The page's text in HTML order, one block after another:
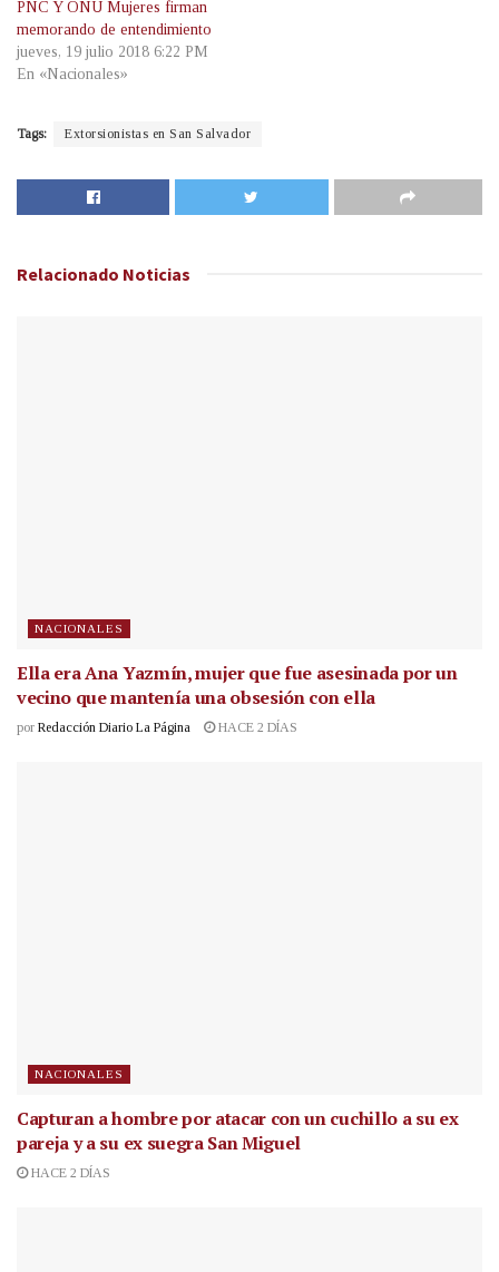
PNC Y ONU Mujeres firman
memorando de entendimiento
jueves, 19 julio 2018 6:22 PM
En «Nacionales»
Tags: Extorsionistas en San Salvador
Relacionado Noticias
NACIONALES
Ella era Ana Yazmín, mujer que fue asesinada por un
vecino que mantenía una obsesión con ella
por Redacción Diario La Página HACE 2 DÍAS
NACIONALES
Capturan a hombre por atacar con un cuchillo a su ex
pareja y a su ex suegra San Miguel
HACE 2 DÍAS